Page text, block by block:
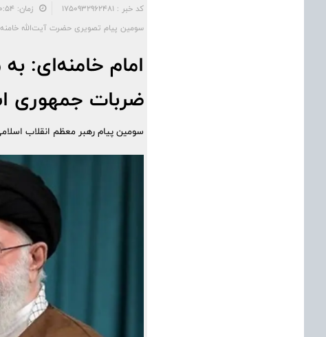
کد خبر : 1750932962481 زمان: ۱۳:۴۰:۵۴ - تاریخ: ۱۴۰۴/۰۴/۰۵
سومین پیام تصویری حضرت آیت‌الله
امام خامنه‌ای:
ضربات جمهوری
سومین پیام رهبر معظم انقلاب